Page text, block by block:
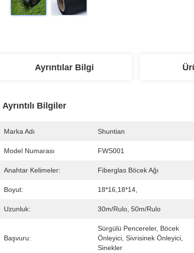
Ayrıntılar Bilgi
Ayrıntılı Bilgiler
Marka Adı Shuntian
Model Numarası FWS001
Anahtar Kelimeler: Fiberglas Böcek Ağı
Boyut: 18*16,18*14,
Uzunluk: 30m/rulo, 50m/rulo
Başvuru:
Sürgülü Pencereler, Böcek
Önleyici, Sivrisinek Önleyici,
Sinekler